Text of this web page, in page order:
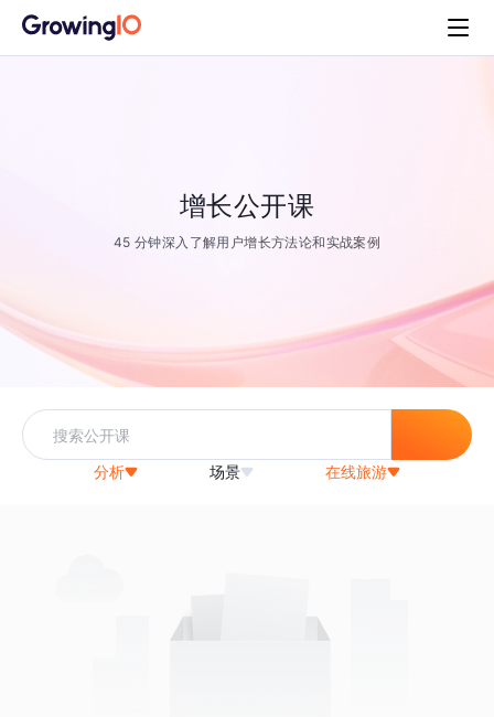
增长公开课
45 分钟深入了解用户增长方法论和实战案例
分析 场景 在线旅游